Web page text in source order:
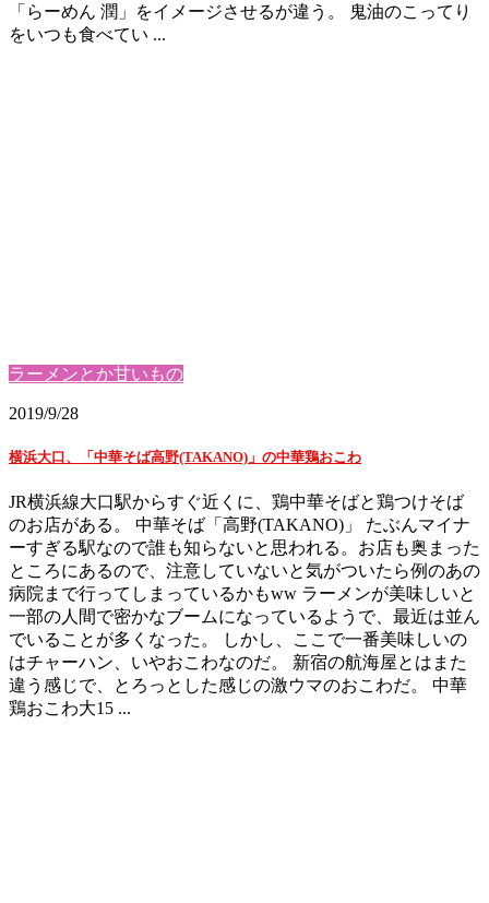
「らーめん 潤」をイメージさせるが違う。 鬼油のこってり
をいつも食べてい ...
ラーメンとか甘いもの
2019/9/28
横浜大口、「中華そば高野(TAKANO)」の中華鶏おこわ
JR横浜線大口駅からすぐ近くに、鶏中華そばと鶏つけそば
のお店がある。 中華そば「高野(TAKANO)」 たぶんマイナ
ーすぎる駅なので誰も知らないと思われる。お店も奥まった
ところにあるので、注意していないと気がついたら例のあの
病院まで行ってしまっているかもww ラーメンが美味しいと
一部の人間で密かなブームになっているようで、最近は並ん
でいることが多くなった。 しかし、ここで一番美味しいの
はチャーハン、いやおこわなのだ。 新宿の航海屋とはまた
違う感じで、とろっとした感じの激ウマのおこわだ。 中華
鶏おこわ大15 ...